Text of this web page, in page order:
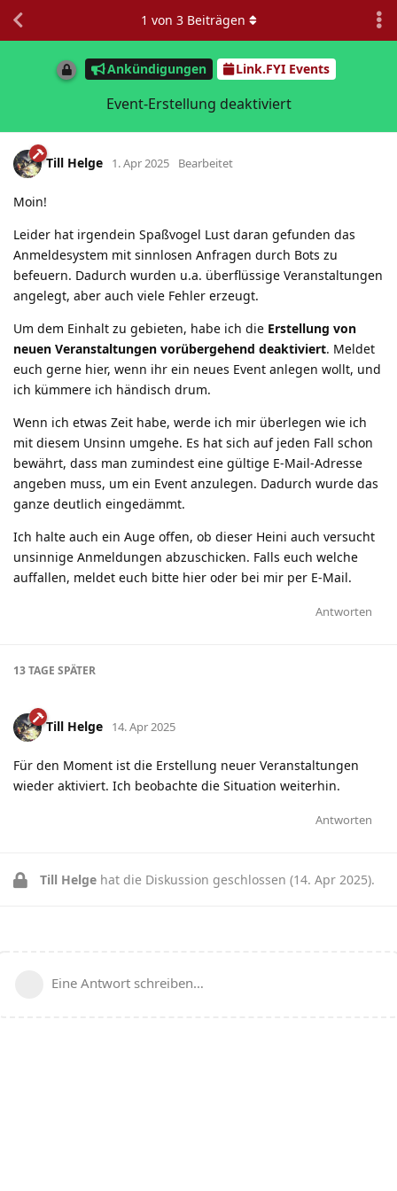
Ankündigungen Link.FYI Events
Event-Erstellung deaktiviert
1 von 3Beiträgen
Till Helge 1. Apr 2025 Bearbeitet
Moin!
Leider hat irgendein Spaßvogel Lust daran gefunden das
Anmeldesystem mit sinnlosen Anfragen durch Bots zu
befeuern. Dadurch wurden u.a. überflüssige Veranstaltungen
angelegt, aber auch viele Fehler erzeugt.
Um dem Einhalt zu gebieten, habe ich die Erstellung von
neuen Veranstaltungen vorübergehend deaktiviert. Meldet
euch gerne hier, wenn ihr ein neues Event anlegen wollt, und
ich kümmere ich händisch drum.
Wenn ich etwas Zeit habe, werde ich mir überlegen wie ich
mit diesem Unsinn umgehe. Es hat sich auf jeden Fall schon
bewährt, dass man zumindest eine gültige E-Mail-Adresse
angeben muss, um ein Event anzulegen. Dadurch wurde das
ganze deutlich eingedämmt.
Ich halte auch ein Auge offen, ob dieser Heini auch versucht
unsinnige Anmeldungen abzuschicken. Falls euch welche
auffallen, meldet euch bitte hier oder bei mir per E-Mail.
Antworten
13 TAGE SPÄTER
Till Helge 14. Apr 2025
Für den Moment ist die Erstellung neuer Veranstaltungen
wieder aktiviert. Ich beobachte die Situation weiterhin.
Antworten
Till Helge hat die Diskussion geschlossen (14. Apr 2025).
Eine Antwort schreiben…